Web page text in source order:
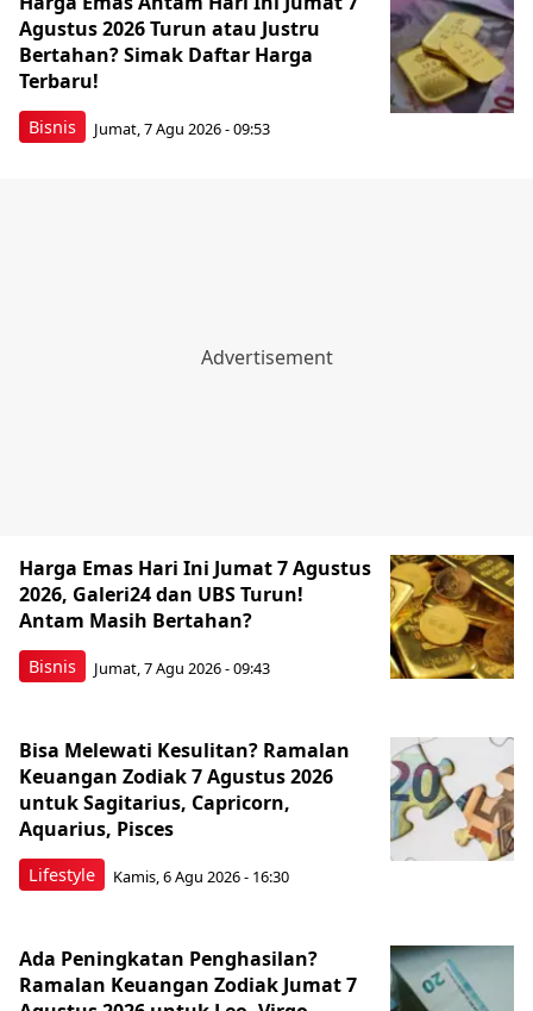
Bisnis
Agustus 2026 Turun atau Justru
Bertahan? Simak Daftar Harga
Terbaru!
Jumat, 7 Agu 2026 - 09:53
Bisnis
Harga Emas Hari Ini Jumat 7 Agustus
2026, Galeri24 dan UBS Turun!
Antam Masih Bertahan?
Jumat, 7 Agu 2026 - 09:43
Lifestyle
Bisa Melewati Kesulitan? Ramalan
Keuangan Zodiak 7 Agustus 2026
untuk Sagitarius, Capricorn,
Aquarius, Pisces
Kamis, 6 Agu 2026 - 16:30
Ada Peningkatan Penghasilan?
Ramalan Keuangan Zodiak Jumat 7